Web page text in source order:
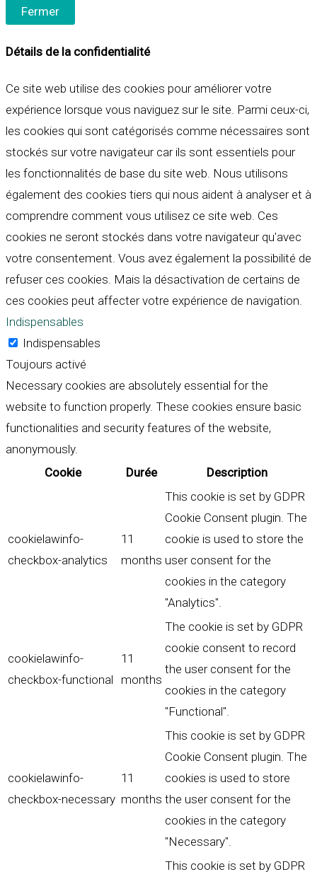
Fermer
Détails de la confidentialité
Ce site web utilise des cookies pour améliorer votre
expérience lorsque vous naviguez sur le site. Parmi ceux-ci,
les cookies qui sont catégorisés comme nécessaires sont
stockés sur votre navigateur car ils sont essentiels pour
les fonctionnalités de base du site web. Nous utilisons
également des cookies tiers qui nous aident à analyser et à
comprendre comment vous utilisez ce site web. Ces
cookies ne seront stockés dans votre navigateur qu'avec
votre consentement. Vous avez également la possibilité de
refuser ces cookies. Mais la désactivation de certains de
ces cookies peut affecter votre expérience de navigation.
Indispensables
Indispensables
Toujours activé
Necessary cookies are absolutely essential for the
website to function properly. These cookies ensure basic
functionalities and security features of the website,
anonymously.
Cookie
Durée Description
cookielawinfo-
checkbox-analytics
11
months
This cookie is set by GDPR
Cookie Consent plugin. The
cookie is used to store the
user consent for the
cookies in the category
"Analytics".
cookielawinfo-
checkbox-functional
11
months
The cookie is set by GDPR
cookie consent to record
the user consent for the
cookies in the category
"Functional".
cookielawinfo-
checkbox-necessary
11
months
This cookie is set by GDPR
Cookie Consent plugin. The
cookies is used to store
the user consent for the
cookies in the category
"Necessary".
This cookie is set by GDPR